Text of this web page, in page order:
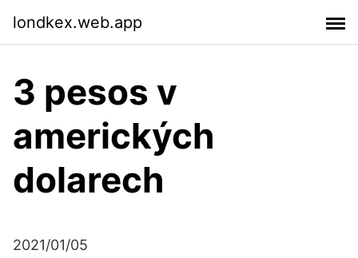
londkex.web.app
3 pesos v
amerických
dolarech
2021/01/05